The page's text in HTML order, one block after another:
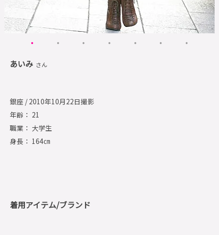
あいみ さん
銀座 / 2010年10月22日撮影
年齢： 21
職業： 大学生
身長： 164㎝
着用アイテム/ブランド